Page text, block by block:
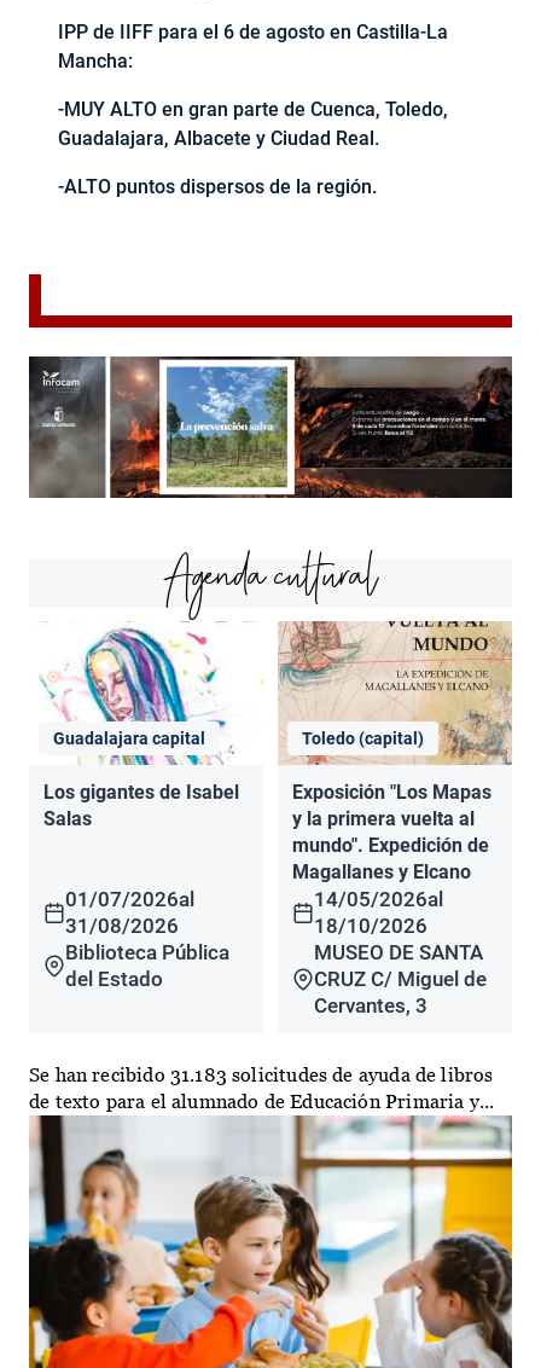
IPP de IIFF para el 6 de agosto en Castilla-La
Mancha:
-MUY ALTO en gran parte de Cuenca, Toledo,
Guadalajara, Albacete y Ciudad Real.
-ALTO puntos dispersos de la región.
Agenda cultural
Guadalajara capital
Los gigantes de Isabel
Salas
01/07/2026al
31/08/2026
Biblioteca Pública
del Estado
Toledo (capital)
Exposición "Los Mapas
y la primera vuelta al
mundo". Expedición de
Magallanes y Elcano
14/05/2026al
18/10/2026
MUSEO DE SANTA
CRUZ C/ Miguel de
Cervantes, 3
Se han recibido 31.183 solicitudes de ayuda de libros
de texto para el alumnado de Educación Primaria y...